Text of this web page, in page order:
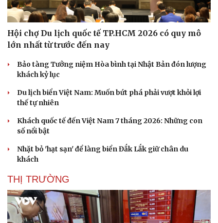
Sức khỏe
Dinh dưỡng - món ngon
Cây thuốc
Nhi khoa
Nam khoa
Làm đẹp - giảm cân
Phòng mạch online
Ăn sạch sống khỏe
Đời sống
Nhà đẹp
Hội chợ Du lịch quốc tế TP.HCM 2026 có quy mô
lớn nhất từ trước đến nay
Bảo tàng Tưởng niệm Hòa bình tại Nhật Bản đón lượng
khách kỷ lục
Du lịch biển Việt Nam: Muốn bứt phá phải vượt khỏi lợi
thế tự nhiên
Khách quốc tế đến Việt Nam 7 tháng 2026: Những con
số nổi bật
Nhặt bỏ 'hạt sạn' để làng biển Đắk Lắk giữ chân du
khách
THỊ TRƯỜNG